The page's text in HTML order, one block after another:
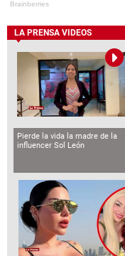
LA PRENSA VIDEOS
Pierde la vida la madre de la
influencer Sol León